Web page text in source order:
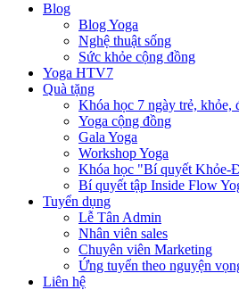
Blog
Blog Yoga
Nghệ thuật sống
Sức khỏe cộng đồng
Yoga HTV7
Quà tặng
Khóa học 7 ngày trẻ, khỏe,
Yoga cộng đồng
Gala Yoga
Workshop Yoga
Khóa học "Bí quyết Khỏe-
Bí quyết tập Inside Flow
Tuyển dụng
Lễ Tân Admin
Nhân viên sales
Chuyên viên Marketing
Ứng tuyển theo nguyện
Liên hệ